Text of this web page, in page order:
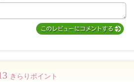
きらりポイント